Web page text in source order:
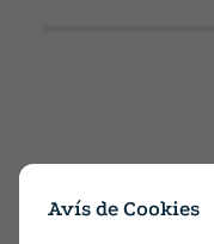
Avís de Cookies